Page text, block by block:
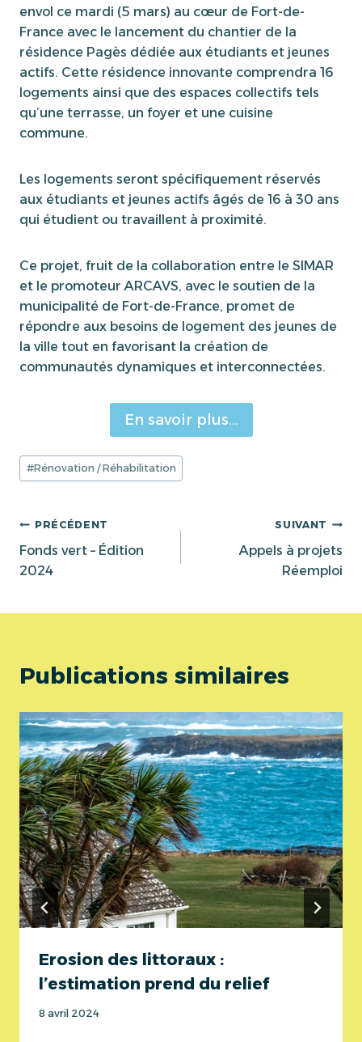
envol ce mardi (5 mars) au cœur de Fort-de-
France avec le lancement du chantier de la
résidence Pagès dédiée aux étudiants et jeunes
actifs. Cette résidence innovante comprendra 16
logements ainsi que des espaces collectifs tels
qu’une terrasse, un foyer et une cuisine
commune.
Les logements seront spécifiquement réservés
aux étudiants et jeunes actifs âgés de 16 à 30 ans
qui étudient ou travaillent à proximité.
Ce projet, fruit de la collaboration entre le SIMAR
et le promoteur ARCAVS, avec le soutien de la
municipalité de Fort-de-France, promet de
répondre aux besoins de logement des jeunes de
la ville tout en favorisant la création de
communautés dynamiques et interconnectées.
En savoir plus…
Étiquettes
de
publication :
#Rénovation / Réhabilitation
Navigation
de
PRÉCÉDENT
Fonds vert – Édition
2024
SUIVANT
Appels à projets
Réemploi
Publications similaires
Erosion des littoraux :
l’estimation prend du relief
8 avril 2024